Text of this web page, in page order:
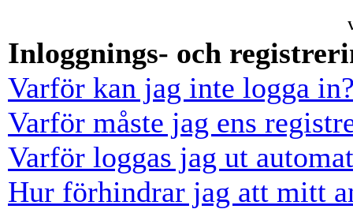
Inloggnings- och
Varför kan jag inte logga
Varför måste jag ens
Varför loggas jag ut
Hur förhindrar jag att mitt